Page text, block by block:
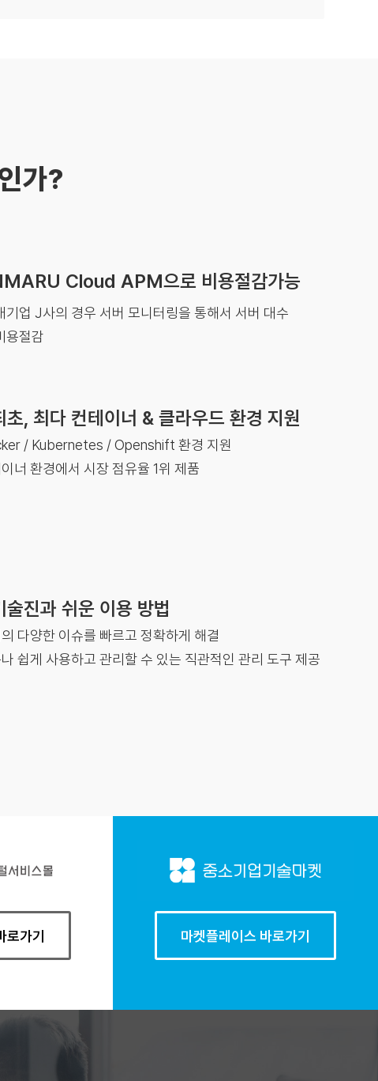
가?
Cloud APM으로 비용절감가능
기업 J사의 경우 서버 모니터링을 통해서 서버 대수
용절감
초, 최다 컨테이너 & 클라우드 환경 지원
/ Kubernetes / Openshift 환경 지원
너 환경에서 시장 점유율 1위 제품
술진과 쉬운 이용 방법
다양한 이슈를 빠르고 정확하게 해결
쉽게 사용하고 관리할 수 있는 직관적인 관리 도구 제공
로가기 마켓플레이스 바로가기